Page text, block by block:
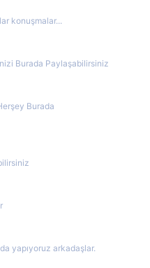
konuşmalar...
Burada Paylaşabilirsiniz
Burada
yapıyoruz arkadaşlar.